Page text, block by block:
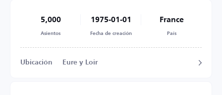
5,000
Asientos
1975-01-01
Fecha de creación
France
País
Ubicación Eure y Loir